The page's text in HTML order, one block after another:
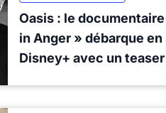
Oasis : le
in Anger » débarque
Disney+ avec un